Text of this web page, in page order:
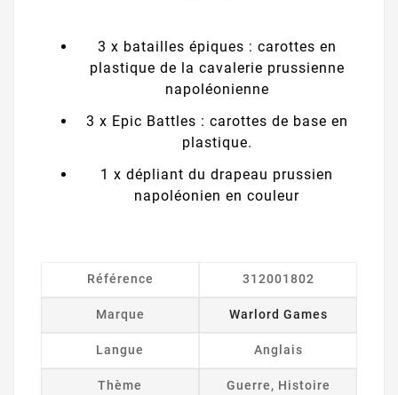
3 x batailles épiques : carottes en
plastique de la cavalerie prussienne
napoléonienne
3 x Epic Battles : carottes de base en
plastique.
1 x dépliant du drapeau prussien
napoléonien en couleur
Référence 312001802
Marque Warlord Games
Langue Anglais
Thème Guerre, Histoire